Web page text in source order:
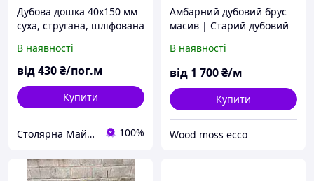
Дубова дошка 40х150 мм
суха, стругана, шліфована
В наявності
від430₴/пог.м
Купити
Столярна Майстерня UA 100%
Амбарний дубовий брус
масив | Старий дубовий
Завжди в наявності
В наявності
від 1 700₴/м
Купити
Wood moss ecco